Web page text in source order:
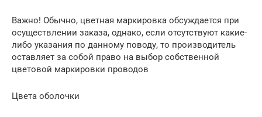
Важно! Обычно, цветная маркировка обсуждается при
осуществлении заказа, однако, если отсутствуют какие-
либо указания по данному поводу, то производитель
оставляет за собой право на выбор собственной
цветовой маркировки проводов
Цвета оболочки